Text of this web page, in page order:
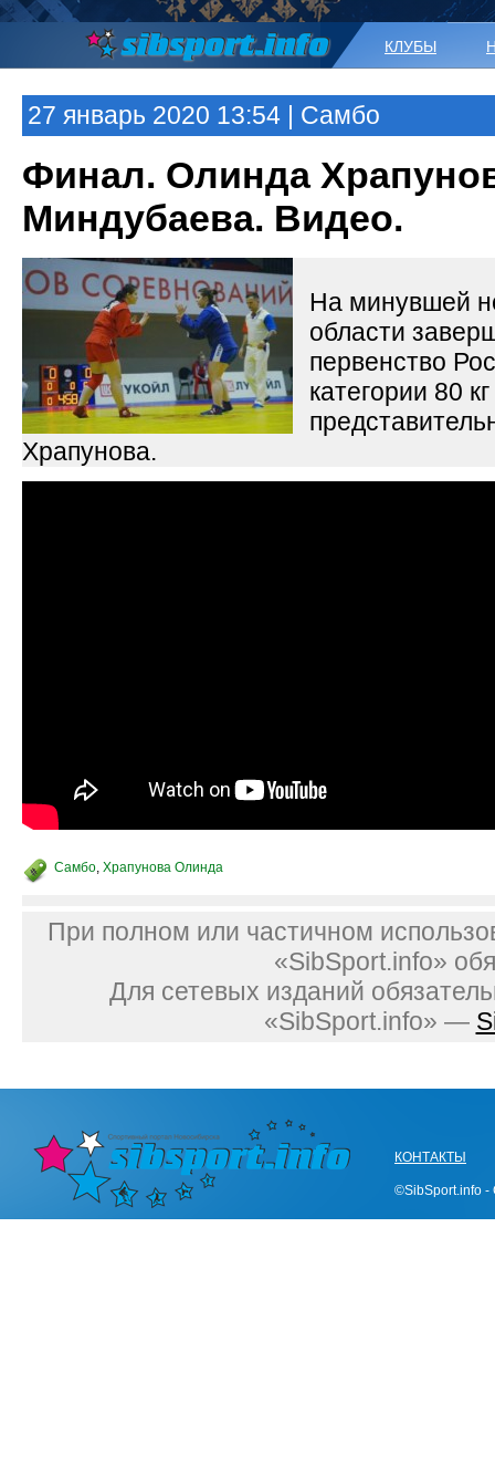
КЛУБЫ
27 январь 2020 13:54 | Самбо
Финал. Олинда
Миндубаева. Видео.
На минувшей
области
первенство
категории 80
Храпунова.
Самбо, Храпунова Олинда
При полном или частичном
«SibSport.info»
Для сетевых изданий
«SibSport.info» —
КОНТАКТЫ
©SibSport.info -